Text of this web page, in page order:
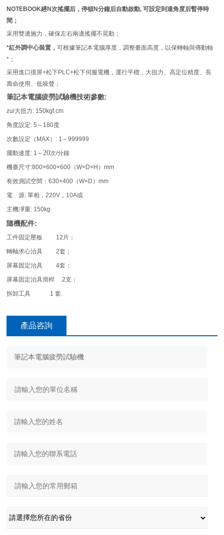
NOTEBOOK經N次搖擺后，停頓N分鐘后自動啟動, 可設定到達角度后暫停時
間；
采用雙邊施力，確保左右兩邊搖擺不晃動；
*紅外調中心裝置，可根據筆記本電腦厚度，調整臺面高度，以保轉軸與傳動軸
*；
采用進口摸屏+松下PLC+松下伺服電機，運行平穩，大扭力、高定位精度、長
壽命使用、低噪聲；
筆記本電腦疲勞試驗機技術參數:
zui大扭力: 150kgf.cm
角度設定: 5～180度
次數設定（MAX）: 1～999999
擺動速度: 1～20次/分鐘
機臺尺寸:800×600×600（W×D×H）mm
有效測試空間：630×400（W×D）mm
電 源: 單相，220V，10A或
主機凈重: 150kg
隨機配件:
工件固定壓板 12片；
轉軸求心治具 2套；
屏幕固定治具 4套；
屏幕固定治具滑桿 2支；
拆卸工具 1 套.
產品咨詢